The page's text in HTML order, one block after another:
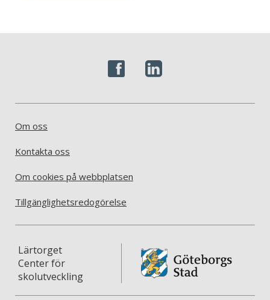
Om oss
Kontakta oss
Om cookies på webbplatsen
Tillgänglighetsredogörelse
Lärtorget
Center för
skolutveckling